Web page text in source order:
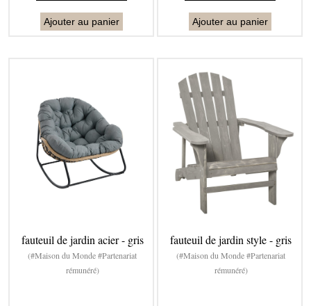
Ajouter au panier Ajouter au panier
fauteuil de jardin acier - gris
(#Maison du Monde #Partenariat
rémunéré)
fauteuil de jardin style - gris
(#Maison du Monde #Partenariat
rémunéré)